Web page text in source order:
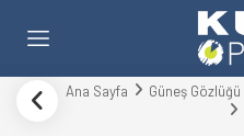
Ana Sayfa Güneş Gözlüğü